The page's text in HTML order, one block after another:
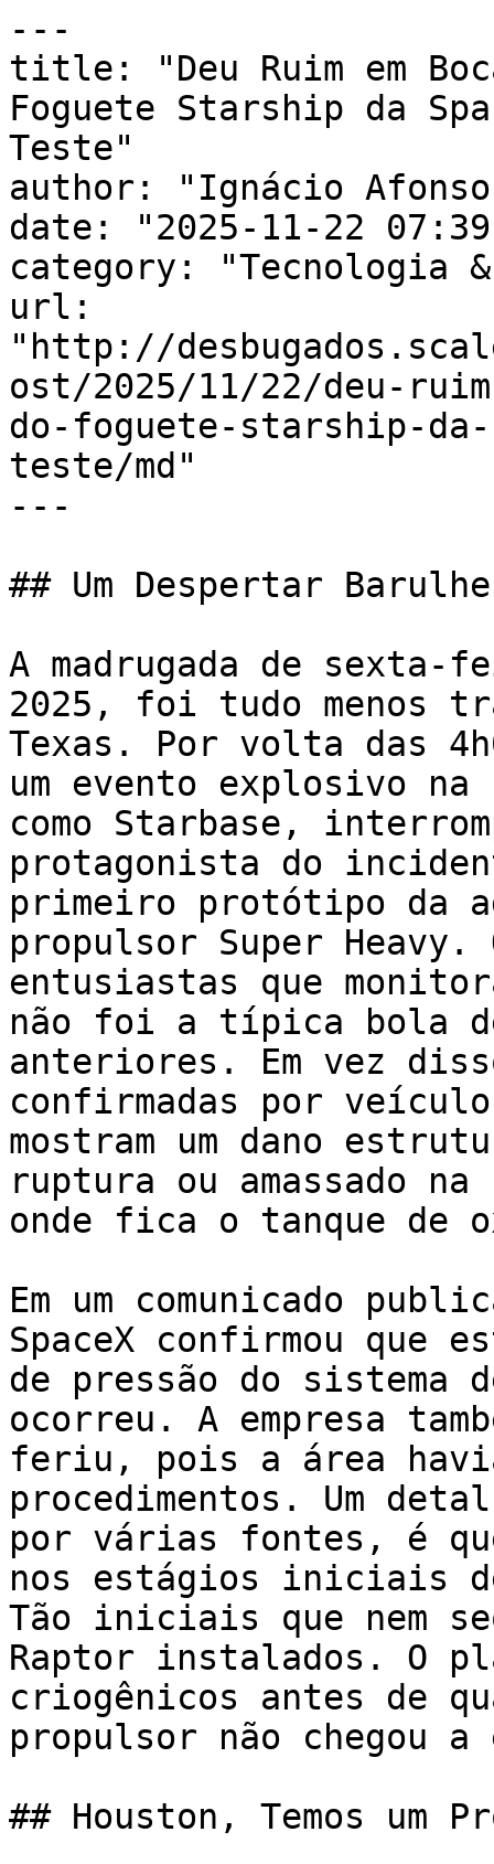
---
title: "Deu Ruim em
Foguete Starship da
Teste"
author: "Ignácio
date: "2025-11-22
category: "Tecnologia
url:
"http://
ost/2025/11/22/deu-
do-foguete-starship-da-
teste/md"
---
## Um Despertar
A madrugada de sexta-
2025, foi tudo menos
Texas. Por volta das
um evento explosivo na
como Starbase,
protagonista do
primeiro protótipo da
propulsor Super
entusiastas que
não foi a típica bola
anteriores. Em vez
confirmadas por
mostram um dano
ruptura ou amassado
onde fica o tanque de
Em um comunicado
SpaceX confirmou que
de pressão do sistema
ocorreu. A empresa
feriu, pois a área
procedimentos. Um
por várias fontes, é
nos estágios iniciais
Tão iniciais que nem
Raptor instalados. O
criogênicos antes de
propulsor não chegou
## Houston, Temos um